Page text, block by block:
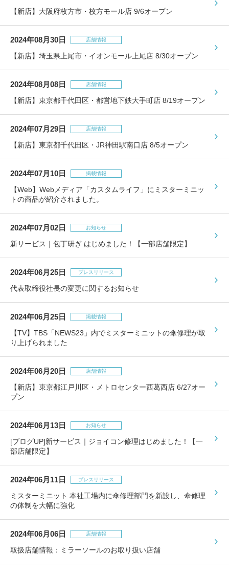
採用情報
CLOSE
【新店】大阪府枚方市・枚方モール店 9/6オープン
2024年08月30日 店舗情報
【新店】埼玉県上尾市・イオンモール上尾店 8/30オープン
2024年08月08日 店舗情報
【新店】東京都千代田区・都営地下鉄大手町店 8/19オープン
2024年07月29日 店舗情報
【新店】東京都千代田区・JR神田駅南口店 8/5オープン
2024年07月10日 掲載情報
【Web】Webメディア「カスタムライフ」にミスターミニッ
トの商品が紹介されました。
2024年07月02日 お知らせ
新サービス｜包丁研ぎ はじめました！【一部店舗限定】
2024年06月25日 プレスリリース
代表取締役社長の変更に関するお知らせ
2024年06月25日 掲載情報
【TV】TBS「NEWS23」内でミスターミニットの傘修理が取
り上げられました
2024年06月20日 店舗情報
【新店】東京都江戸川区・メトロセンター西葛西店 6/27オー
プン
2024年06月13日 お知らせ
[ブログUP]新サービス｜ジョイコン修理はじめました！【一
部店舗限定】
2024年06月11日 プレスリリース
ミスターミニット 本社工場内に傘修理部門を新設し、傘修理
の体制を大幅に強化
2024年06月06日 店舗情報
取扱店舗情報：ミラーソールのお取り扱い店舗